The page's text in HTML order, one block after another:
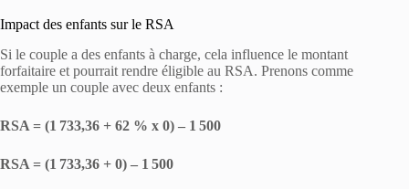
Impact des enfants sur le RSA
Si le couple a des enfants à charge, cela influence le montant
forfaitaire et pourrait rendre éligible au RSA. Prenons comme
exemple un couple avec deux enfants :
RSA = (1 733,36 + 62 % x 0) – 1 500
RSA = (1 733,36 + 0) – 1 500